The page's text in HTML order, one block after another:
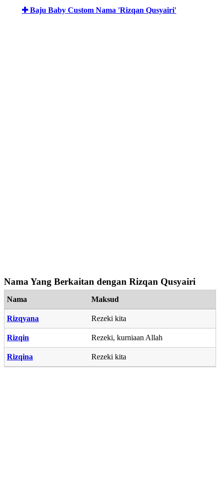
✚ Baju Baby Custom Nama 'Rizqan Qusyairi'
Nama Yang Berkaitan dengan Rizqan Qusyairi
Nama Maksud
Rizqyana Rezeki kita
Rizqin Rezeki, kurniaan Allah
Rizqina Rezeki kita